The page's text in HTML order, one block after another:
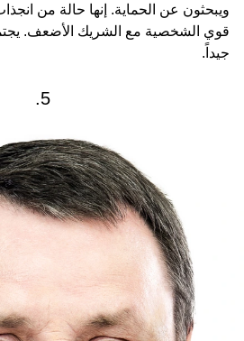
ويبحثون عن الحماية. إنها حالة من
قوي الشخصية مع الشريك الأضعف.
جيداً.
5.